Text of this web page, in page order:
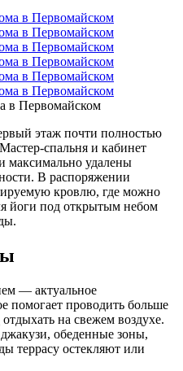
в Первомайском
этаж почти полностью
спальня и кабинет
максимально удалены
В распоряжении
кровлю, где можно
йоги под открытым небом
— актуальное
помогает проводить больше
на свежем воздухе.
обеденные зоны,
террасу остекляют или